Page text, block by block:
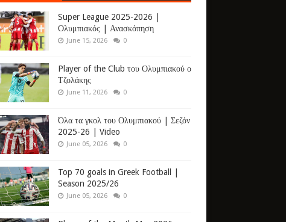
Super League 2025-2026 |
Ολυμπιακός | Ανασκόπηση
June 15, 2026 0
Player of the Club του Ολυμπιακού ο
Τζολάκης
June 11, 2026 0
Όλα τα γκολ του Ολυμπιακού | Σεζόν
2025-26 | Video
June 05, 2026 0
Top 70 goals in Greek Football |
Season 2025/26
June 05, 2026 0